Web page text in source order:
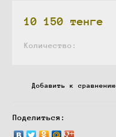
10 150 тенге
Количество:
Добавить к сравнению
Поделиться: